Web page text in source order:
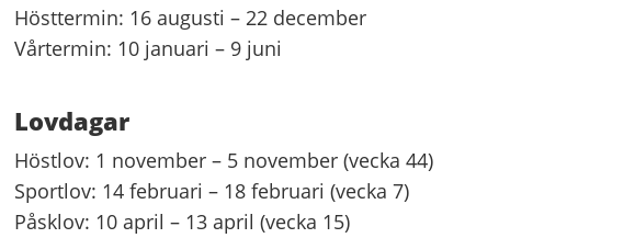
Hösttermin: 16 augusti – 22 december
Vårtermin: 10 januari – 9 juni
Lovdagar
Höstlov: 1 november – 5 november (vecka 44)
Sportlov: 14 februari – 18 februari (vecka 7)
Påsklov: 10 april – 13 april (vecka 15)